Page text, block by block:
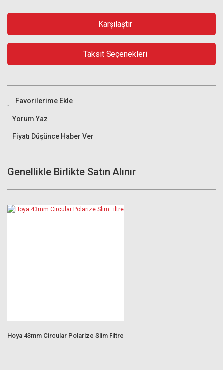
Karşılaştır
Taksit Seçenekleri
Yorum Yaz
Fiyatı Düşünce Haber Ver
Genellikle Birlikte Satın Alınır
Hoya 43mm Circular Polarize Slim Filtre